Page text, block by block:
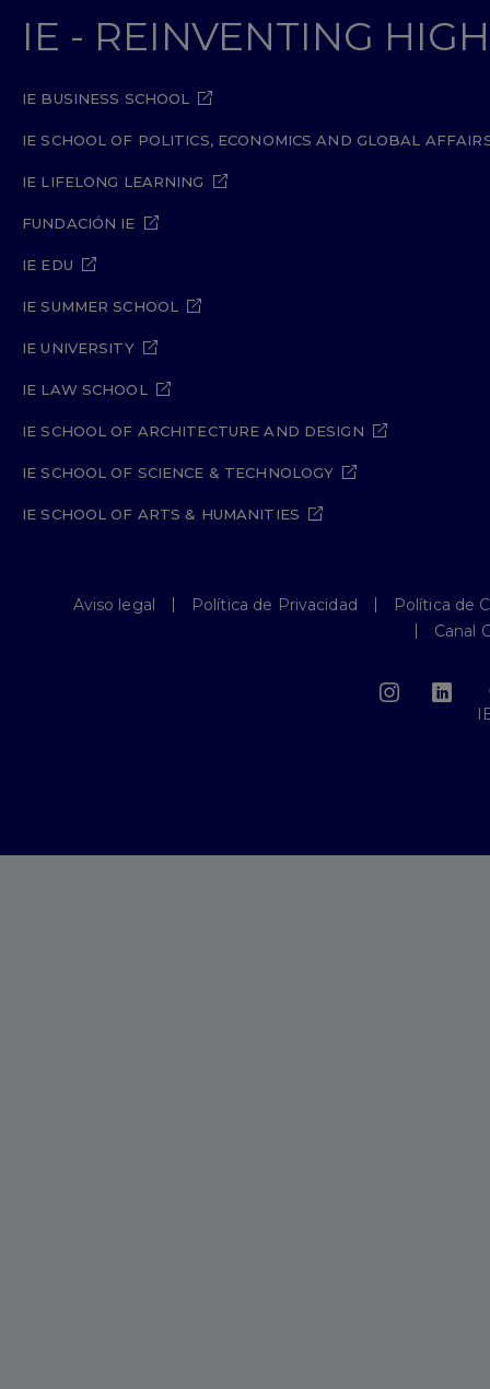
IE - REINVENTING
IE BUSINESS SCHOOL
IE SCHOOL OF POLITICS, ECONOMICS AND GLOBAL
IE LIFELONG LEARNING
FUNDACIÓN IE
IE EDU
IE SUMMER SCHOOL
IE UNIVERSITY
IE LAW SCHOOL
IE SCHOOL OF ARCHITECTURE AND DESIGN
IE SCHOOL OF SCIENCE & TECHNOLOGY
IE SCHOOL OF ARTS & HUMANITIES
Aviso legal Política de Privacidad
Política de
Canal